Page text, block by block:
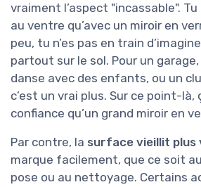
vraiment l’aspect "incassable".
au ventre qu’avec un miroir en
peu, tu n’es pas en train
partout sur le sol. Pour un
danse avec des enfants, ou un
c’est un vrai plus. Sur ce point-là,
confiance qu’un grand miroir en
Par contre, la surface vieillit plus
marque facilement, que ce soit
pose ou au nettoyage. Certains